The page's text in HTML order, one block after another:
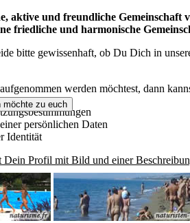
aktive und freundliche Gemeinschaft
friedliche und harmonische
bitte gewissenhaft, ob Du Dich in
werden möchtest, dann
persönlichen Daten
Identität
Dein Profil mit Bild und einer
möchte zu euch